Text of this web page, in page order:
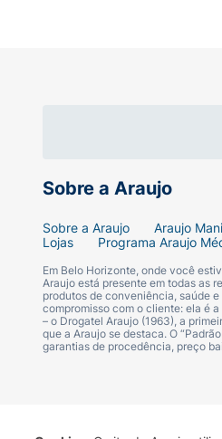
Sobre a Araujo
Sobre a Araujo Araujo
Lojas
Programa Araujo
Em Belo Horizonte, onde você
Araujo está presente em todas as
produtos de conveniência, saúde
compromisso com o cliente: ela é
– o Drogatel Araujo (1963), a
que a Araujo se destaca. O
garantias de procedência, preço